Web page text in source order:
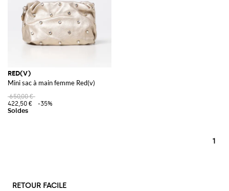
RED(V)
Mini sac à main femme Red(v)
650,00 €
422,50 €
-35%
1
RETOUR FACILE